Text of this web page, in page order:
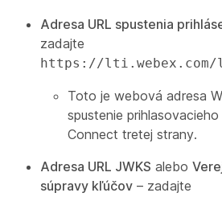
Adresa URL spustenia
zadajte
https://
Toto je webová adresa
spustenie
Connect tretej strany.
Adresa URL JWKS alebo
súpravy kľúčov – zadajte